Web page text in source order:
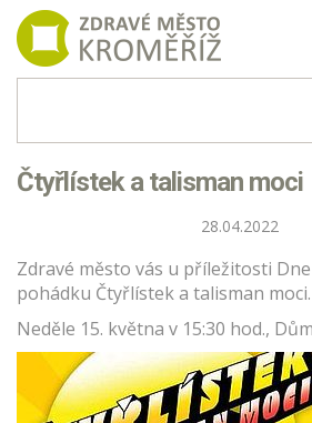
Čtyřlístek a talisman moci
28.04.2022
Zdravé město vás u příležitosti
pohádku Čtyřlístek a talisman moci.
Neděle 15. května v 15:30 hod.,